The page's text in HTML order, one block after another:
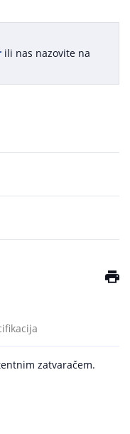
ili nas nazovite na
zatvaračem.